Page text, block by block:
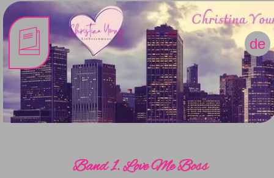
Band 1. Love Me Boss
de